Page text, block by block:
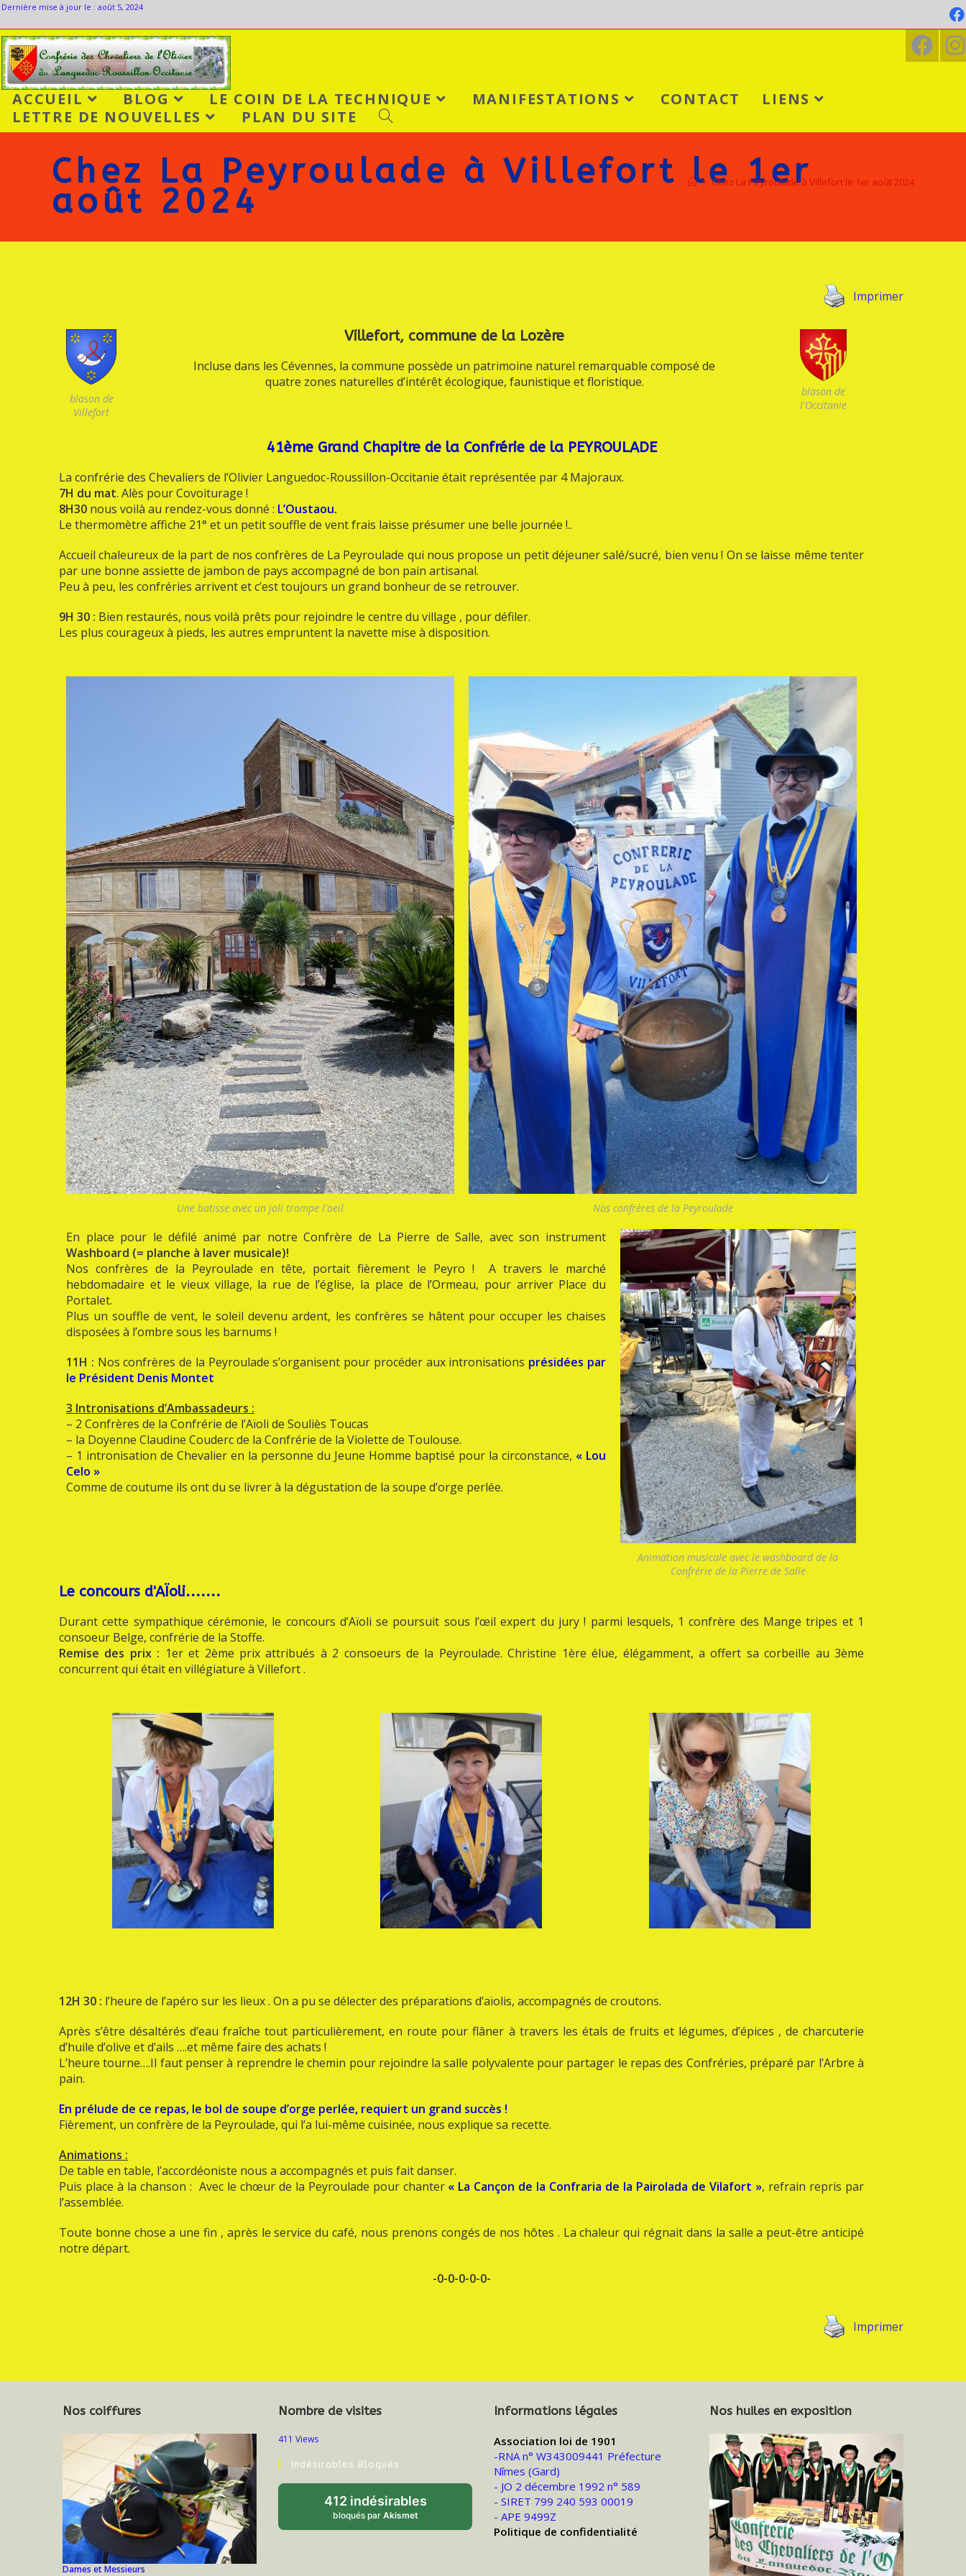
Dernière mise à jour le : août 5, 2024
ACCUEIL BLOG LE COIN DE LA TECHNIQUE MANIFESTATIONS CONTACT
LIENS
LETTRE DE NOUVELLES
PLAN DU SITE
Chez La Peyroulade à Villefort le 1er
août 2024 > Chez La Peyroulade à Villefort le 1er août 2024
Imprimer
blason de
Villefort
Villefort, commune de la Lozère
Incluse dans les Cévennes, la commune possède un patrimoine naturel remarquable composé de
quatre zones naturelles d’intérêt écologique, faunistique et floristique.
blason de
l'Occitanie
41ème Grand Chapitre de la Confrérie de la PEYROULADE
La confrérie des Chevaliers de l’Olivier Languedoc-Roussillon-Occitanie était représentée par 4 Majoraux.
7H du mat. Alès pour Covoiturage !
8H30 nous voilà au rendez-vous donné : L’Oustaou.
Le thermomètre affiche 21° et un petit souffle de vent frais laisse présumer une belle journée !..
Accueil chaleureux de la part de nos confrères de La Peyroulade qui nous propose un petit déjeuner salé/sucré, bien venu ! On se laisse même tenter
par une bonne assiette de jambon de pays accompagné de bon pain artisanal.
Peu à peu, les confréries arrivent et c’est toujours un grand bonheur de se retrouver.
9H 30 : Bien restaurés, nous voilà prêts pour rejoindre le centre du village , pour défiler.
Les plus courageux à pieds, les autres empruntent la navette mise à disposition.
Une batisse avec un joli trompe l'oeil Nos confrères de la Peyroulade
En place pour le défilé animé par notre Confrère de La Pierre de Salle, avec son instrument
Washboard (= planche à laver musicale)!
Nos confrères de la Peyroulade en tête, portait fièrement le Peyro ! A travers le marché
hebdomadaire et le vieux village, la rue de l’église, la place de l’Ormeau, pour arriver Place du
Portalet.
Plus un souffle de vent, le soleil devenu ardent, les confrères se hâtent pour occuper les chaises
disposées à l’ombre sous les barnums !
11H : Nos confrères de la Peyroulade s’organisent pour procéder aux intronisations présidées par
le Président Denis Montet
3 Intronisations d’Ambassadeurs :
– 2 Confrères de la Confrérie de l’Aïoli de Souliès Toucas
– la Doyenne Claudine Couderc de la Confrérie de la Violette de Toulouse.
– 1 intronisation de Chevalier en la personne du Jeune Homme baptisé pour la circonstance, « Lou
Celo »
Comme de coutume ils ont du se livrer à la dégustation de la soupe d’orge perlée.
Animation musicale avec le washboard de la
Confrérie de la Pierre de Salle
Le concours d'AÏoli.......
Durant cette sympathique cérémonie, le concours d’Aïoli se poursuit sous l’œil expert du jury ! parmi lesquels, 1 confrère des Mange tripes et 1
consoeur Belge, confrérie de la Stoffe.
Remise des prix : 1er et 2ème prix attribués à 2 consoeurs de la Peyroulade. Christine 1ère élue, élégamment, a offert sa corbeille au 3ème
concurrent qui était en villégiature à Villefort .
12H 30 : l’heure de l’apéro sur les lieux . On a pu se délecter des préparations d’aïolis, accompagnés de croutons.
Après s’être désaltérés d’eau fraîche tout particulièrement, en route pour flâner à travers les étals de fruits et légumes, d’épices , de charcuterie
d’huile d’olive et d’ails ….et même faire des achats !
L’heure tourne….Il faut penser à reprendre le chemin pour rejoindre la salle polyvalente pour partager le repas des Confréries, préparé par l’Arbre à
pain.
En prélude de ce repas, le bol de soupe d’orge perlée, requiert un grand succès !
Fièrement, un confrère de la Peyroulade, qui l’a lui-même cuisinée, nous explique sa recette.
Animations :
De table en table, l’accordéoniste nous a accompagnés et puis fait danser.
Puis place à la chanson : Avec le chœur de la Peyroulade pour chanter « La Cançon de la Confraria de la Pairolada de Vilafort », refrain repris par
l’assemblée.
Toute bonne chose a une fin , après le service du café, nous prenons congés de nos hôtes . La chaleur qui régnait dans la salle a peut-être anticipé
notre départ.
-0-0-0-0-0-
Imprimer
Nos coiffures
Dames et Messieurs
Nombre de visites
411 Views
Indésirables Bloqués
412 indésirables
bloqués par Akismet
Informations légales
Association loi de 1901
-RNA n° W343009441 Préfecture
Nîmes (Gard)
- JO 2 décembre 1992 n° 589
- SIRET 799 240 593 00019
- APE 9499Z
Politique de confidentialité
Nos huiles en exposition